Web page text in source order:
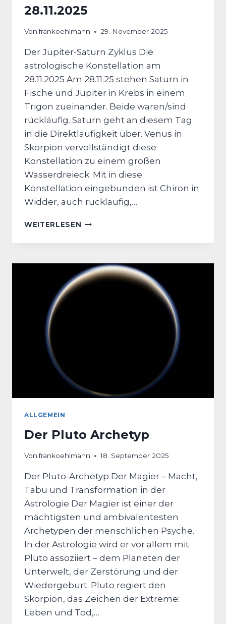
28.11.2025
Von frankoehlmann 29. November 2025
Der Jupiter-Saturn Zyklus Die
astrologische Konstellation am
28.11.2025 Am 28.11.25 stehen Saturn in
Fische und Jupiter in Krebs in einem
Trigon zueinander. Beide waren/sind
rückläufig. Saturn geht an diesem Tag
in die Direktläufigkeit über. Venus in
Skorpion vervollständigt diese
Konstellation zu einem großen
Wasserdreieck. Mit in diese
Konstellation eingebunden ist Chiron in
Widder, auch rückläufig,…
WEITERLESEN JUPITER-
ZYKLUS
ALLGEMEIN
Der Pluto Archetyp
Von frankoehlmann 18. September 2025
Der Pluto-Archetyp Der Magier – Macht,
Tabu und Transformation in der
Astrologie Der Magier ist einer der
mächtigsten und ambivalentesten
Archetypen der menschlichen Psyche.
In der Astrologie wird er vor allem mit
Pluto assoziiert – dem Planeten der
Unterwelt, der Zerstörung und der
Wiedergeburt. Pluto regiert den
Skorpion, das Zeichen der Extreme:
Leben und Tod,…